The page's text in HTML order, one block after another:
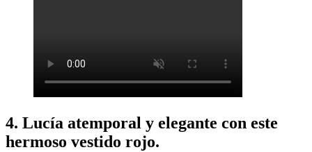
4. Lucía atemporal y elegante con este
hermoso vestido rojo.